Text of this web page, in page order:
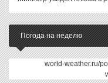
Погода на неделю
world-weather.ru/